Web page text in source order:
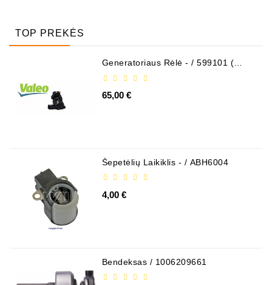
TOP PREKĖS
Generatoriaus Rėlė - / 599101 (
65,00 €
Šepetėlių Laikiklis - / ABH6004
4,00 €
Bendeksas / 1006209661